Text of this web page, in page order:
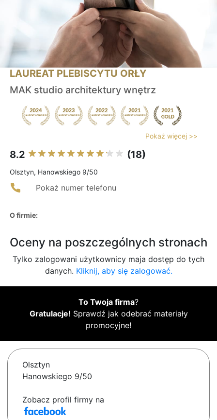
LAUREAT PLEBISCYTU ORŁY
MAK studio architektury wnętrz
Pokaż więcej >>
8.2 (18)
Olsztyn, Hanowskiego 9/50
Pokaż numer telefonu
O firmie:
Oceny na poszczególnych stronach
Tylko zalogowani użytkownicy maja dostęp do tych
danych. Kliknij, aby się zalogować.
To Twoja firma?
Gratulacje! Sprawdź jak odebrać materiały
promocyjne!
Olsztyn
Hanowskiego 9/50
Zobacz profil firmy na